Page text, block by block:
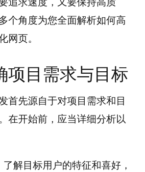
个角度为您全面解析如何高
网页。
项目需求与目标
首先源自于对项目需求和目
在开始前，应当详细分析以
了解目标用户的特征和喜好，